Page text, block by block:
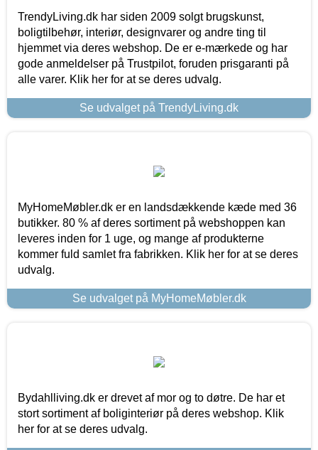
TrendyLiving.dk har siden 2009 solgt brugskunst,
boligtilbehør, interiør, designvarer og andre ting til
hjemmet via deres webshop. De er e-mærkede og har
gode anmeldelser på Trustpilot, foruden prisgaranti på
alle varer. Klik her for at se deres udvalg.
Se udvalget på TrendyLiving.dk
MyHomeMøbler.dk er en landsdækkende kæde med 36
butikker. 80 % af deres sortiment på webshoppen kan
leveres inden for 1 uge, og mange af produkterne
kommer fuld samlet fra fabrikken. Klik her for at se deres
udvalg.
Se udvalget på MyHomeMøbler.dk
Bydahlliving.dk er drevet af mor og to døtre. De har et
stort sortiment af boliginteriør på deres webshop. Klik
her for at se deres udvalg.